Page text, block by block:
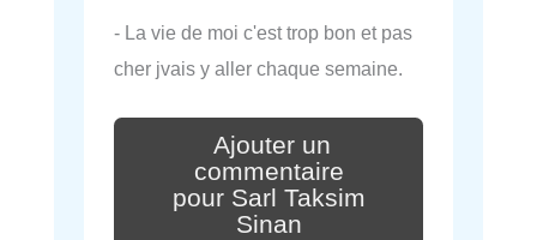
- La vie de moi c'est trop bon et pas
cher jvais y aller chaque semaine.
Ajouter un
commentaire
pour Sarl Taksim
Sinan